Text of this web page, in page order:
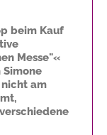
beim Kauf
Messe"«
Simone
nicht am